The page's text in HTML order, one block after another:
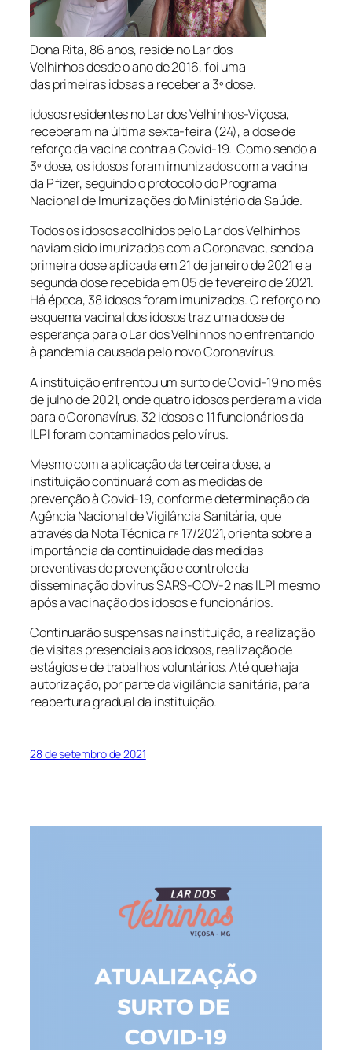
Dona Rita, 86 anos, reside no Lar dos
Velhinhos desde o ano de 2016, foi uma
das primeiras idosas a receber a 3º dose.
idosos residentes no Lar dos Velhinhos-Viçosa,
receberam na última sexta-feira (24), a dose de
reforço da vacina contra a Covid-19. Como sendo a
3º dose, os idosos foram imunizados com a vacina
da Pfizer, seguindo o protocolo do Programa
Nacional de Imunizações do Ministério da Saúde.
Todos os idosos acolhidos pelo Lar dos Velhinhos
haviam sido imunizados com a Coronavac, sendo a
primeira dose aplicada em 21 de janeiro de 2021 e a
segunda dose recebida em 05 de fevereiro de 2021.
Há época, 38 idosos foram imunizados. O reforço no
esquema vacinal dos idosos traz uma dose de
esperança para o Lar dos Velhinhos no enfrentando
à pandemia causada pelo novo Coronavírus.
A instituição enfrentou um surto de Covid-19 no mês
de julho de 2021, onde quatro idosos perderam a vida
para o Coronavírus. 32 idosos e 11 funcionários da
ILPI foram contaminados pelo vírus.
Mesmo com a aplicação da terceira dose, a
instituição continuará com as medidas de
prevenção à Covid-19, conforme determinação da
Agência Nacional de Vigilância Sanitária, que
através da Nota Técnica nº 17/2021, orienta sobre a
importância da continuidade das medidas
preventivas de prevenção e controle da
disseminação do vírus SARS-COV-2 nas ILPI mesmo
após a vacinação dos idosos e funcionários.
Continuarão suspensas na instituição, a realização
de visitas presenciais aos idosos, realização de
estágios e de trabalhos voluntários. Até que haja
autorização, por parte da vigilância sanitária, para
reabertura gradual da instituição.
28 de setembro de 2021